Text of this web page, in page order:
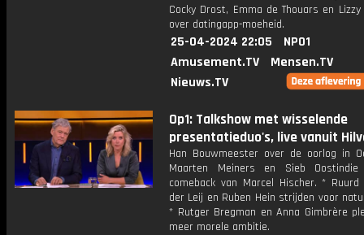
Cocky Drost, Emma de Thouars en
over datingapp-moeheid.
25-04-2024 22:05
NPO1
Amusement.TV
Mensen.TV
Nieuws.TV
Op1: Talkshow met wisselende
presentatieduo's, live vanuit
Han Bouwmeester over de oorlog in
Maarten Meiners en Sieb
comeback van Marcel Hischer. *
der Leij en Ruben Hein strijden voor
* Rutger Bregman en Anna Gimbrère
meer morele ambitie.